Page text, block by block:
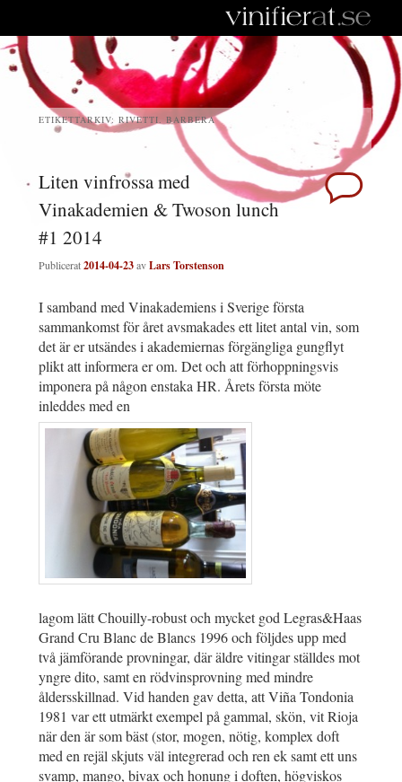
ETIKETTARKIV: RIVETTI. BARBERA
Liten vinfrossa med
Vinakademien & Twoson lunch
#1 2014
Publicerat2014-04-23avLars Torstenson
I samband med Vinakademiens i Sverige första
sammankomst för året avsmakades ett litet antal vin, som
det är er utsändes i akademiernas förgängliga gungflyt
plikt att informera er om. Det och att förhoppningsvis
imponera på någon enstaka HR. Årets första möte
inleddes med en
lagom lätt Chouilly-robust och mycket god Legras&Haas
Grand Cru Blanc de Blancs 1996 och följdes upp med
två jämförande provningar, där äldre vitingar ställdes mot
yngre dito, samt en rödvinsprovning med mindre
åldersskillnad. Vid handen gav detta, att Viña Tondonia
1981 var ett utmärkt exempel på gammal, skön, vit Rioja
när den är som bäst (stor, mogen, nötig, komplex doft
med en rejäl skjuts väl integrerad och ren ek samt ett uns
svamp, mango, bivax och honung i doften, högviskos